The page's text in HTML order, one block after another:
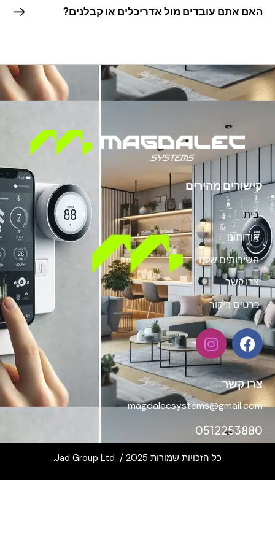
אתם עובדים מול אדריכלים או קבלנים?
מהירים
שלנו
קשר
ביקור
קשר
כל הזכויות שמורות 2025 / Jad Group Ltd.